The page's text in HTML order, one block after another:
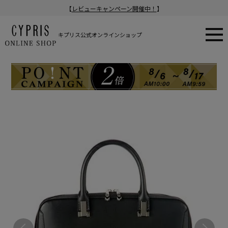
【 レビューキャンペーン開催中！ 】
キプリス公式オンラインショップ